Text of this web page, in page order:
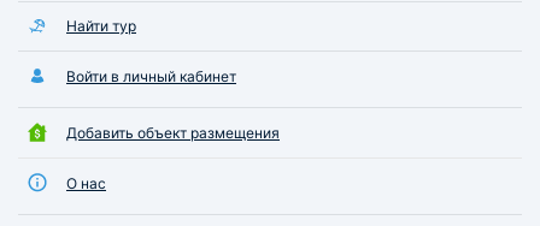
Найти тур
Войти в личный кабинет
Добавить объект размещения
О нас